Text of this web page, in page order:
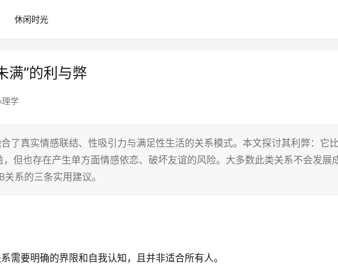
休闲时光
满”的利与弊
理学
了真实情感联结、性吸引力与满足性生活的关系模式。本文探讨其利弊：它
但也存在产生单方面情感依恋、破坏友谊的风险。大多数此类关系不会发展
系的三条实用建议。
需要明确的界限和自我认知，且并非适合所有人。